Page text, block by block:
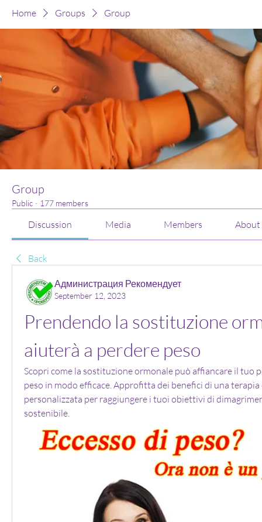
Home Groups Group
Group
Public · 177 members
Discussion Media Members About
Back
Администрация Рекомендует
September 12, 2023
Prendendo la sostituzione
aiuterà a perdere peso
Scopri come la sostituzione ormonale può affiancare il tuo
peso in modo efficace. Approfitta dei benefici di una
personalizzata per raggiungere i tuoi obiettivi di
sostenibile.